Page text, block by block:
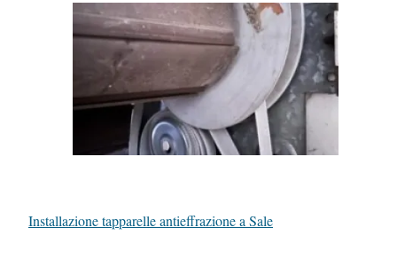
Installazione tapparelle antieffrazione a Sale